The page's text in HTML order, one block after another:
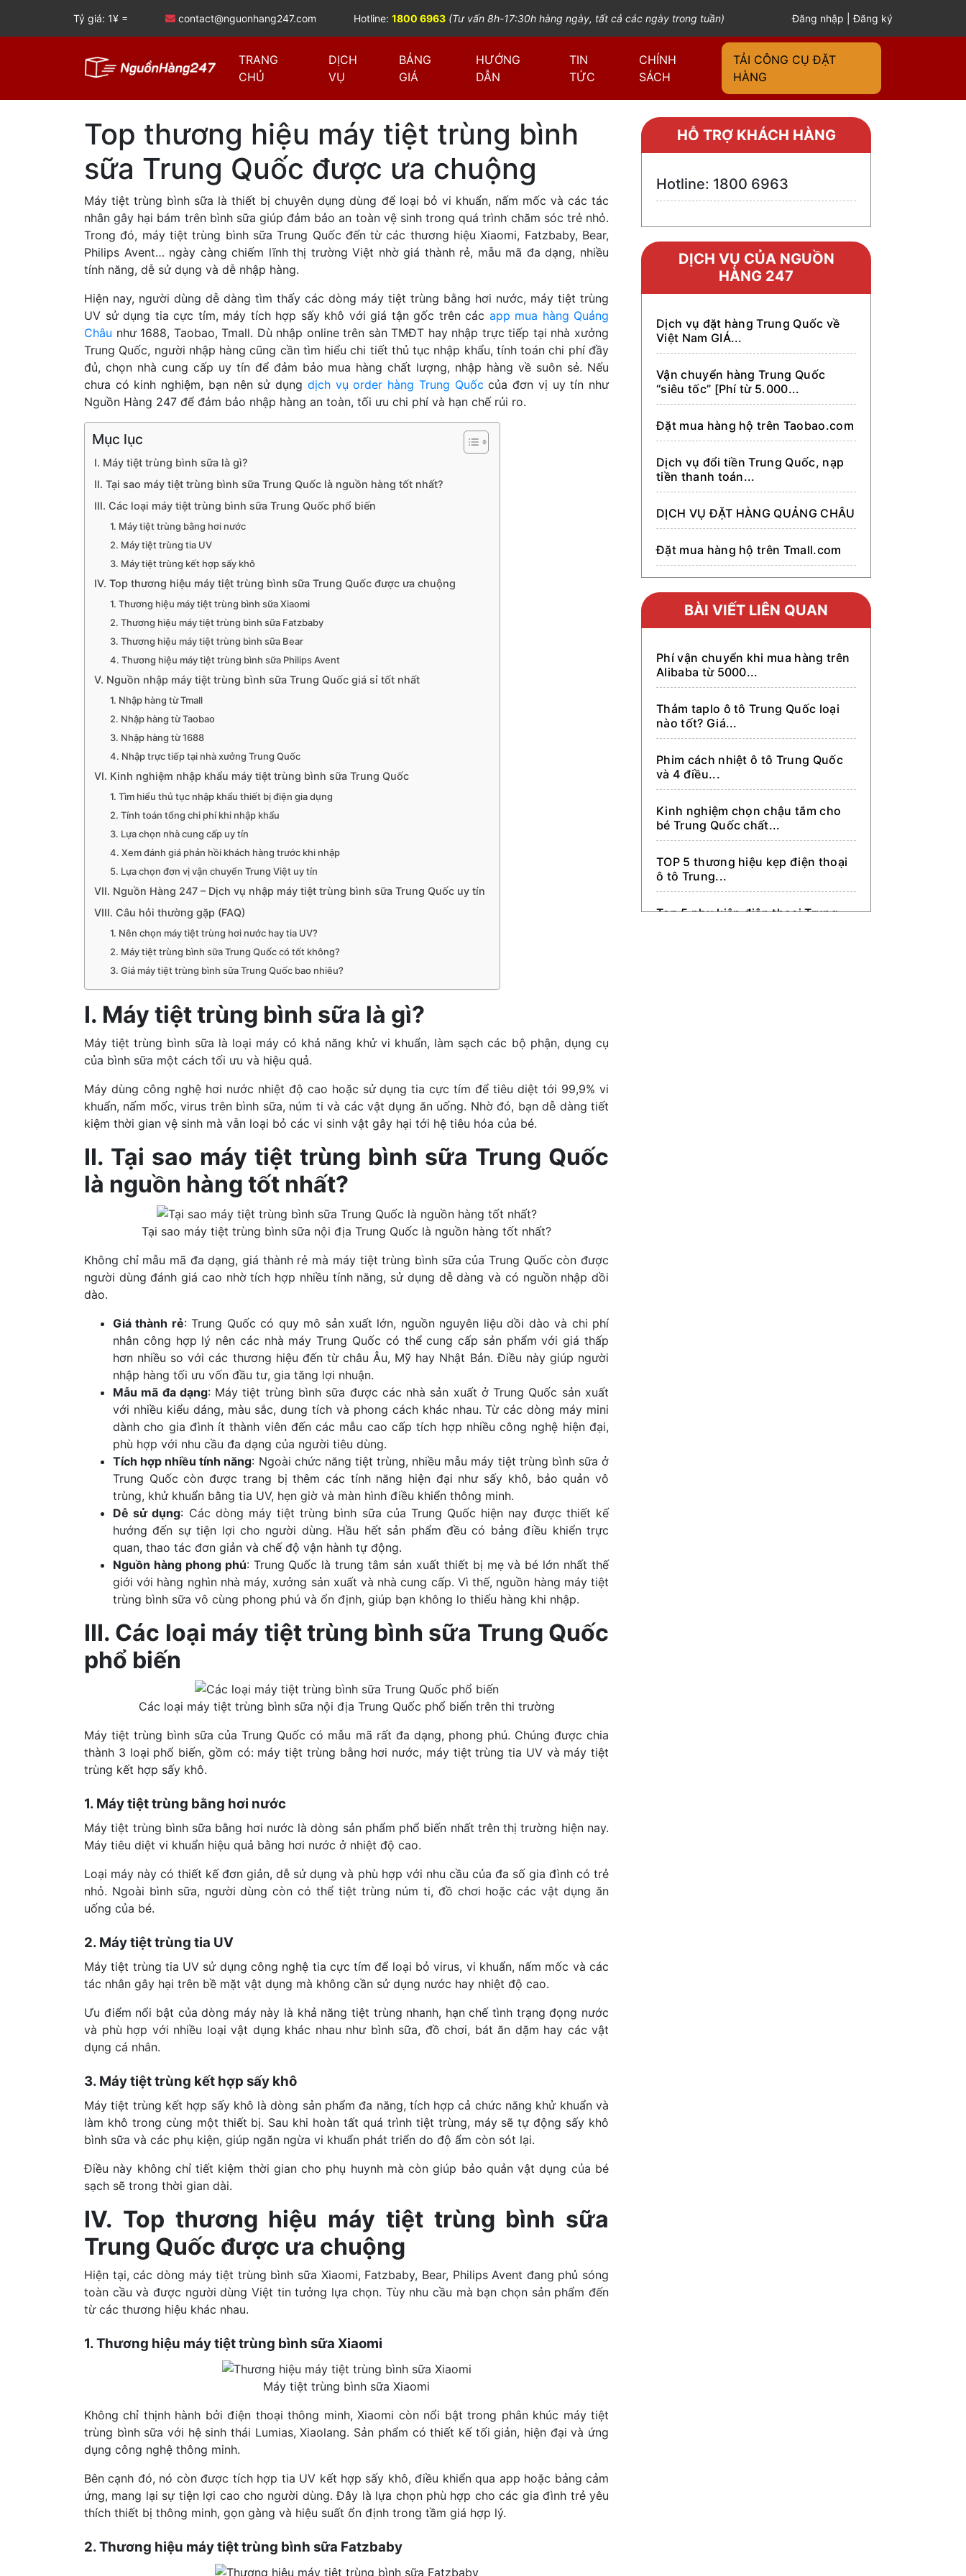
Tỷ giá: 1¥ = contact@nguonhang247.com Hotline: 1800 6963 (Tư vấn 8h-17:30h hàng ngày, tất cả các ngày trong tuần) Đăng nhập |Đăng ký
TRANG
CHỦ
DỊCH
VỤ
BẢNG
GIÁ
HƯỚNG
DẪN
TIN
TỨC
CHÍNH
SÁCH
TẢI CÔNG CỤ ĐẶT
HÀNG
Top thương hiệu máy tiệt trùng bình
sữa Trung Quốc được ưa chuộng
Máy tiệt trùng bình sữa là thiết bị chuyên dụng dùng để loại bỏ vi khuẩn, nấm mốc và các tác
nhân gây hại bám trên bình sữa giúp đảm bảo an toàn vệ sinh trong quá trình chăm sóc trẻ nhỏ.
Trong đó, máy tiệt trùng bình sữa Trung Quốc đến từ các thương hiệu Xiaomi, Fatzbaby, Bear,
Philips Avent… ngày càng chiếm lĩnh thị trường Việt nhờ giá thành rẻ, mẫu mã đa dạng, nhiều
tính năng, dễ sử dụng và dễ nhập hàng.
Hiện nay, người dùng dễ dàng tìm thấy các dòng máy tiệt trùng bằng hơi nước, máy tiệt trùng
UV sử dụng tia cực tím, máy tích hợp sấy khô với giá tận gốc trên các app mua hàng Quảng
Châu như 1688, Taobao, Tmall. Dù nhập online trên sàn TMĐT hay nhập trực tiếp tại nhà xưởng
Trung Quốc, người nhập hàng cũng cần tìm hiểu chi tiết thủ tục nhập khẩu, tính toán chi phí đầy
đủ, chọn nhà cung cấp uy tín để đảm bảo mua hàng chất lượng, nhập hàng về suôn sẻ. Nếu
chưa có kinh nghiệm, bạn nên sử dụng dịch vụ order hàng Trung Quốc của đơn vị uy tín như
Nguồn Hàng 247 để đảm bảo nhập hàng an toàn, tối ưu chi phí và hạn chế rủi ro.
Mục lục
I. Máy tiệt trùng bình sữa là gì?
II. Tại sao máy tiệt trùng bình sữa Trung Quốc là nguồn hàng tốt nhất?
III. Các loại máy tiệt trùng bình sữa Trung Quốc phổ biến
1. Máy tiệt trùng bằng hơi nước
2. Máy tiệt trùng tia UV
3. Máy tiệt trùng kết hợp sấy khô
IV. Top thương hiệu máy tiệt trùng bình sữa Trung Quốc được ưa chuộng
1. Thương hiệu máy tiệt trùng bình sữa Xiaomi
2. Thương hiệu máy tiệt trùng bình sữa Fatzbaby
3. Thương hiệu máy tiệt trùng bình sữa Bear
4. Thương hiệu máy tiệt trùng bình sữa Philips Avent
V. Nguồn nhập máy tiệt trùng bình sữa Trung Quốc giá sỉ tốt nhất
1. Nhập hàng từ Tmall
2. Nhập hàng từ Taobao
3. Nhập hàng từ 1688
4. Nhập trực tiếp tại nhà xưởng Trung Quốc
VI. Kinh nghiệm nhập khẩu máy tiệt trùng bình sữa Trung Quốc
1. Tìm hiểu thủ tục nhập khẩu thiết bị điện gia dụng
2. Tính toán tổng chi phí khi nhập khẩu
3. Lựa chọn nhà cung cấp uy tín
4. Xem đánh giá phản hồi khách hàng trước khi nhập
5. Lựa chọn đơn vị vận chuyển Trung Việt uy tín
VII. Nguồn Hàng 247 – Dịch vụ nhập máy tiệt trùng bình sữa Trung Quốc uy tín
VIII. Câu hỏi thường gặp (FAQ)
1. Nên chọn máy tiệt trùng hơi nước hay tia UV?
2. Máy tiệt trùng bình sữa Trung Quốc có tốt không?
3. Giá máy tiệt trùng bình sữa Trung Quốc bao nhiêu?
I. Máy tiệt trùng bình sữa là gì?
Máy tiệt trùng bình sữa là loại máy có khả năng khử vi khuẩn, làm sạch các bộ phận, dụng cụ
của bình sữa một cách tối ưu và hiệu quả.
Máy dùng công nghệ hơi nước nhiệt độ cao hoặc sử dụng tia cực tím để tiêu diệt tới 99,9% vi
khuẩn, nấm mốc, virus trên bình sữa, núm ti và các vật dụng ăn uống. Nhờ đó, bạn dễ dàng tiết
kiệm thời gian vệ sinh mà vẫn loại bỏ các vi sinh vật gây hại tới hệ tiêu hóa của bé.
II. Tại sao máy tiệt trùng bình sữa Trung Quốc
là nguồn hàng tốt nhất?
Tại sao máy tiệt trùng bình sữa nội địa Trung Quốc là nguồn hàng tốt nhất?
Không chỉ mẫu mã đa dạng, giá thành rẻ mà máy tiệt trùng bình sữa của Trung Quốc còn được
người dùng đánh giá cao nhờ tích hợp nhiều tính năng, sử dụng dễ dàng và có nguồn nhập dồi
dào.
Giá thành rẻ: Trung Quốc có quy mô sản xuất lớn, nguồn nguyên liệu dồi dào và chi phí
nhân công hợp lý nên các nhà máy Trung Quốc có thể cung cấp sản phẩm với giá thấp
hơn nhiều so với các thương hiệu đến từ châu Âu, Mỹ hay Nhật Bản. Điều này giúp người
nhập hàng tối ưu vốn đầu tư, gia tăng lợi nhuận.
Mẫu mã đa dạng: Máy tiệt trùng bình sữa được các nhà sản xuất ở Trung Quốc sản xuất
với nhiều kiểu dáng, màu sắc, dung tích và phong cách khác nhau. Từ các dòng máy mini
dành cho gia đình ít thành viên đến các mẫu cao cấp tích hợp nhiều công nghệ hiện đại,
phù hợp với nhu cầu đa dạng của người tiêu dùng.
Tích hợp nhiều tính năng: Ngoài chức năng tiệt trùng, nhiều mẫu máy tiệt trùng bình sữa ở
Trung Quốc còn được trang bị thêm các tính năng hiện đại như sấy khô, bảo quản vô
trùng, khử khuẩn bằng tia UV, hẹn giờ và màn hình điều khiển thông minh.
Dễ sử dụng: Các dòng máy tiệt trùng bình sữa của Trung Quốc hiện nay được thiết kế
hướng đến sự tiện lợi cho người dùng. Hầu hết sản phẩm đều có bảng điều khiển trực
quan, thao tác đơn giản và chế độ vận hành tự động.
Nguồn hàng phong phú: Trung Quốc là trung tâm sản xuất thiết bị mẹ và bé lớn nhất thế
giới với hàng nghìn nhà máy, xưởng sản xuất và nhà cung cấp. Vì thế, nguồn hàng máy tiệt
trùng bình sữa vô cùng phong phú và ổn định, giúp bạn không lo thiếu hàng khi nhập.
III. Các loại máy tiệt trùng bình sữa Trung Quốc
phổ biến
Các loại máy tiệt trùng bình sữa nội địa Trung Quốc phổ biến trên thi trường
Máy tiệt trùng bình sữa của Trung Quốc có mẫu mã rất đa dạng, phong phú. Chúng được chia
thành 3 loại phổ biến, gồm có: máy tiệt trùng bằng hơi nước, máy tiệt trùng tia UV và máy tiệt
trùng kết hợp sấy khô.
1. Máy tiệt trùng bằng hơi nước
Máy tiệt trùng bình sữa bằng hơi nước là dòng sản phẩm phổ biến nhất trên thị trường hiện nay.
Máy tiêu diệt vi khuẩn hiệu quả bằng hơi nước ở nhiệt độ cao.
Loại máy này có thiết kế đơn giản, dễ sử dụng và phù hợp với nhu cầu của đa số gia đình có trẻ
nhỏ. Ngoài bình sữa, người dùng còn có thể tiệt trùng núm ti, đồ chơi hoặc các vật dụng ăn
uống của bé.
2. Máy tiệt trùng tia UV
Máy tiệt trùng tia UV sử dụng công nghệ tia cực tím để loại bỏ virus, vi khuẩn, nấm mốc và các
tác nhân gây hại trên bề mặt vật dụng mà không cần sử dụng nước hay nhiệt độ cao.
Ưu điểm nổi bật của dòng máy này là khả năng tiệt trùng nhanh, hạn chế tình trạng đọng nước
và phù hợp với nhiều loại vật dụng khác nhau như bình sữa, đồ chơi, bát ăn dặm hay các vật
dụng cá nhân.
3. Máy tiệt trùng kết hợp sấy khô
Máy tiệt trùng kết hợp sấy khô là dòng sản phẩm đa năng, tích hợp cả chức năng khử khuẩn và
làm khô trong cùng một thiết bị. Sau khi hoàn tất quá trình tiệt trùng, máy sẽ tự động sấy khô
bình sữa và các phụ kiện, giúp ngăn ngừa vi khuẩn phát triển do độ ẩm còn sót lại.
Điều này không chỉ tiết kiệm thời gian cho phụ huynh mà còn giúp bảo quản vật dụng của bé
sạch sẽ trong thời gian dài.
IV. Top thương hiệu máy tiệt trùng bình sữa
Trung Quốc được ưa chuộng
Hiện tại, các dòng máy tiệt trùng bình sữa Xiaomi, Fatzbaby, Bear, Philips Avent đang phủ sóng
toàn cầu và được người dùng Việt tin tưởng lựa chọn. Tùy nhu cầu mà bạn chọn sản phẩm đến
từ các thương hiệu khác nhau.
1. Thương hiệu máy tiệt trùng bình sữa Xiaomi
Máy tiệt trùng bình sữa Xiaomi
Không chỉ thịnh hành bởi điện thoại thông minh, Xiaomi còn nổi bật trong phân khúc máy tiệt
trùng bình sữa với hệ sinh thái Lumias, Xiaolang. Sản phẩm có thiết kế tối giản, hiện đại và ứng
dụng công nghệ thông minh.
Bên cạnh đó, nó còn được tích hợp tia UV kết hợp sấy khô, điều khiển qua app hoặc bảng cảm
ứng, mang lại sự tiện lợi cao cho người dùng. Đây là lựa chọn phù hợp cho các gia đình trẻ yêu
thích thiết bị thông minh, gọn gàng và hiệu suất ổn định trong tầm giá hợp lý.
2. Thương hiệu máy tiệt trùng bình sữa Fatzbaby
HỖ TRỢ KHÁCH HÀNG
Hotline: 1800 6963
DỊCH VỤ CỦA NGUỒN
HÀNG 247
Dịch vụ đặt hàng Trung Quốc về
Việt Nam GIÁ...
Vận chuyển hàng Trung Quốc
“siêu tốc” [Phí từ 5.000...
Đặt mua hàng hộ trên Taobao.com
Dịch vụ đổi tiền Trung Quốc, nạp
tiền thanh toán...
DỊCH VỤ ĐẶT HÀNG QUẢNG CHÂU
Đặt mua hàng hộ trên Tmall.com
Dẫn khách sang Trung Quốc tìm
kiếm nhập hàng
BÀI VIẾT LIÊN QUAN
Phí vận chuyển khi mua hàng trên
Alibaba từ 5000...
Thảm taplo ô tô Trung Quốc loại
nào tốt? Giá...
Phim cách nhiệt ô tô Trung Quốc
và 4 điều...
Kinh nghiệm chọn chậu tắm cho
bé Trung Quốc chất...
TOP 5 thương hiệu kẹp điện thoại
ô tô Trung...
Top 5 phụ kiện điện thoại Trung